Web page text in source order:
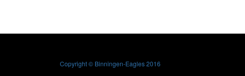
Copyright © Binningen-Eagles 2016